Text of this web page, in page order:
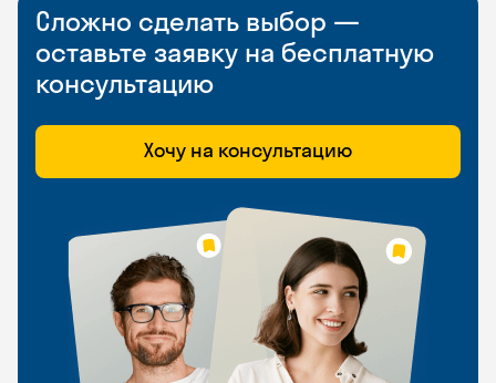
Сложно сделать выбор —
оставьте заявку на бесплатную
консультацию
Хочу на консультацию